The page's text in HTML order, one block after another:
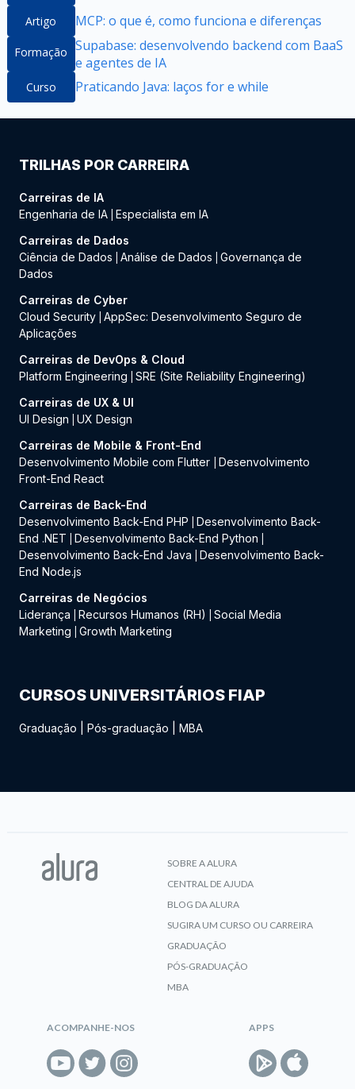
Artigo MCP: o que é, como funciona e diferenças
Formação Supabase: desenvolvendo backend com BaaS
e agentes de IA
Curso Praticando Java: laços for e while
TRILHAS POR CARREIRA
Carreiras de IA
Engenharia de IA Especialista em IA
Carreiras de Dados
Ciência de Dados
Análise de Dados
Governança de
Dados
Carreiras de Cyber
Cloud Security AppSec: Desenvolvimento Seguro de
Aplicações
Carreiras de DevOps & Cloud
Platform Engineering
SRE (Site Reliability Engineering)
Carreiras de UX & UI
UI Design
UX Design
Carreiras de Mobile & Front-End
Desenvolvimento Mobile com Flutter
Desenvolvimento
Front-End React
Carreiras de Back-End
Desenvolvimento Back-End PHP
Desenvolvimento Back-
End .NET
Desenvolvimento Back-End Python
Desenvolvimento Back-End Java
Desenvolvimento Back-
End Node.js
Carreiras de Negócios
Liderança
Recursos Humanos (RH)
Social Media
Marketing
Growth Marketing
CURSOS UNIVERSITÁRIOS FIAP
Graduação Pós-graduação MBA
SOBRE A ALURA
CENTRAL DE AJUDA
BLOG DA ALURA
SUGIRA UM CURSO OU CARREIRA
GRADUAÇÃO
PÓS-GRADUAÇÃO
MBA
ACOMPANHE-NOS APPS